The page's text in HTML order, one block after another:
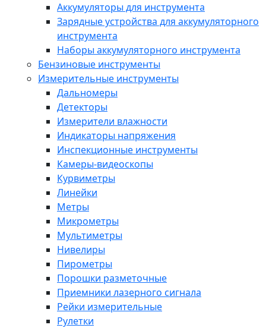
Аккумуляторы для инструмента
Зарядные устройства для аккумуляторного
инструмента
Наборы аккумуляторного инструмента
Бензиновые инструменты
Измерительные инструменты
Дальномеры
Детекторы
Измерители влажности
Индикаторы напряжения
Инспекционные инструменты
Камеры-видеоскопы
Курвиметры
Линейки
Метры
Микрометры
Мультиметры
Нивелиры
Пирометры
Порошки разметочные
Приемники лазерного сигнала
Рейки измерительные
Рулетки